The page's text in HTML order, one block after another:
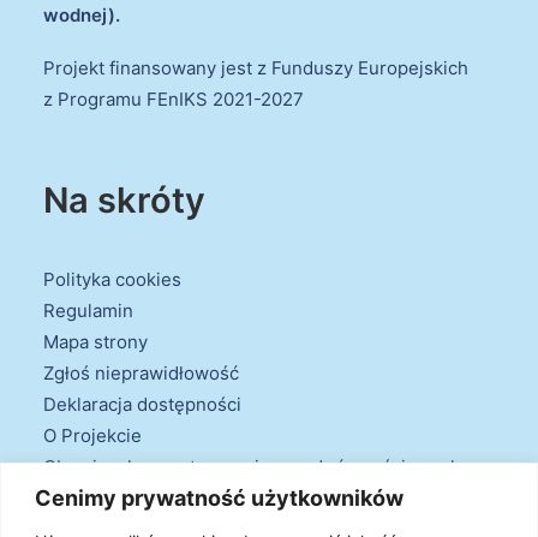
Cenimy prywatność użytkowników
wodnej).
Projekt finansowany jest z Funduszy Europejskich
z Programu FEnIKS 2021-2027
Na skróty
Polityka cookies
Regulamin
Mapa strony
Zgłoś nieprawidłowość
Deklaracja dostępności
O Projekcie
Obowiązek przestrzegania zasad równościowych
oraz warunków podstawowych
Klauzule informacyjne